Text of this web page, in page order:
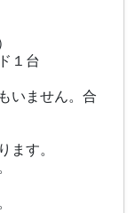
１台
いません。合
す。